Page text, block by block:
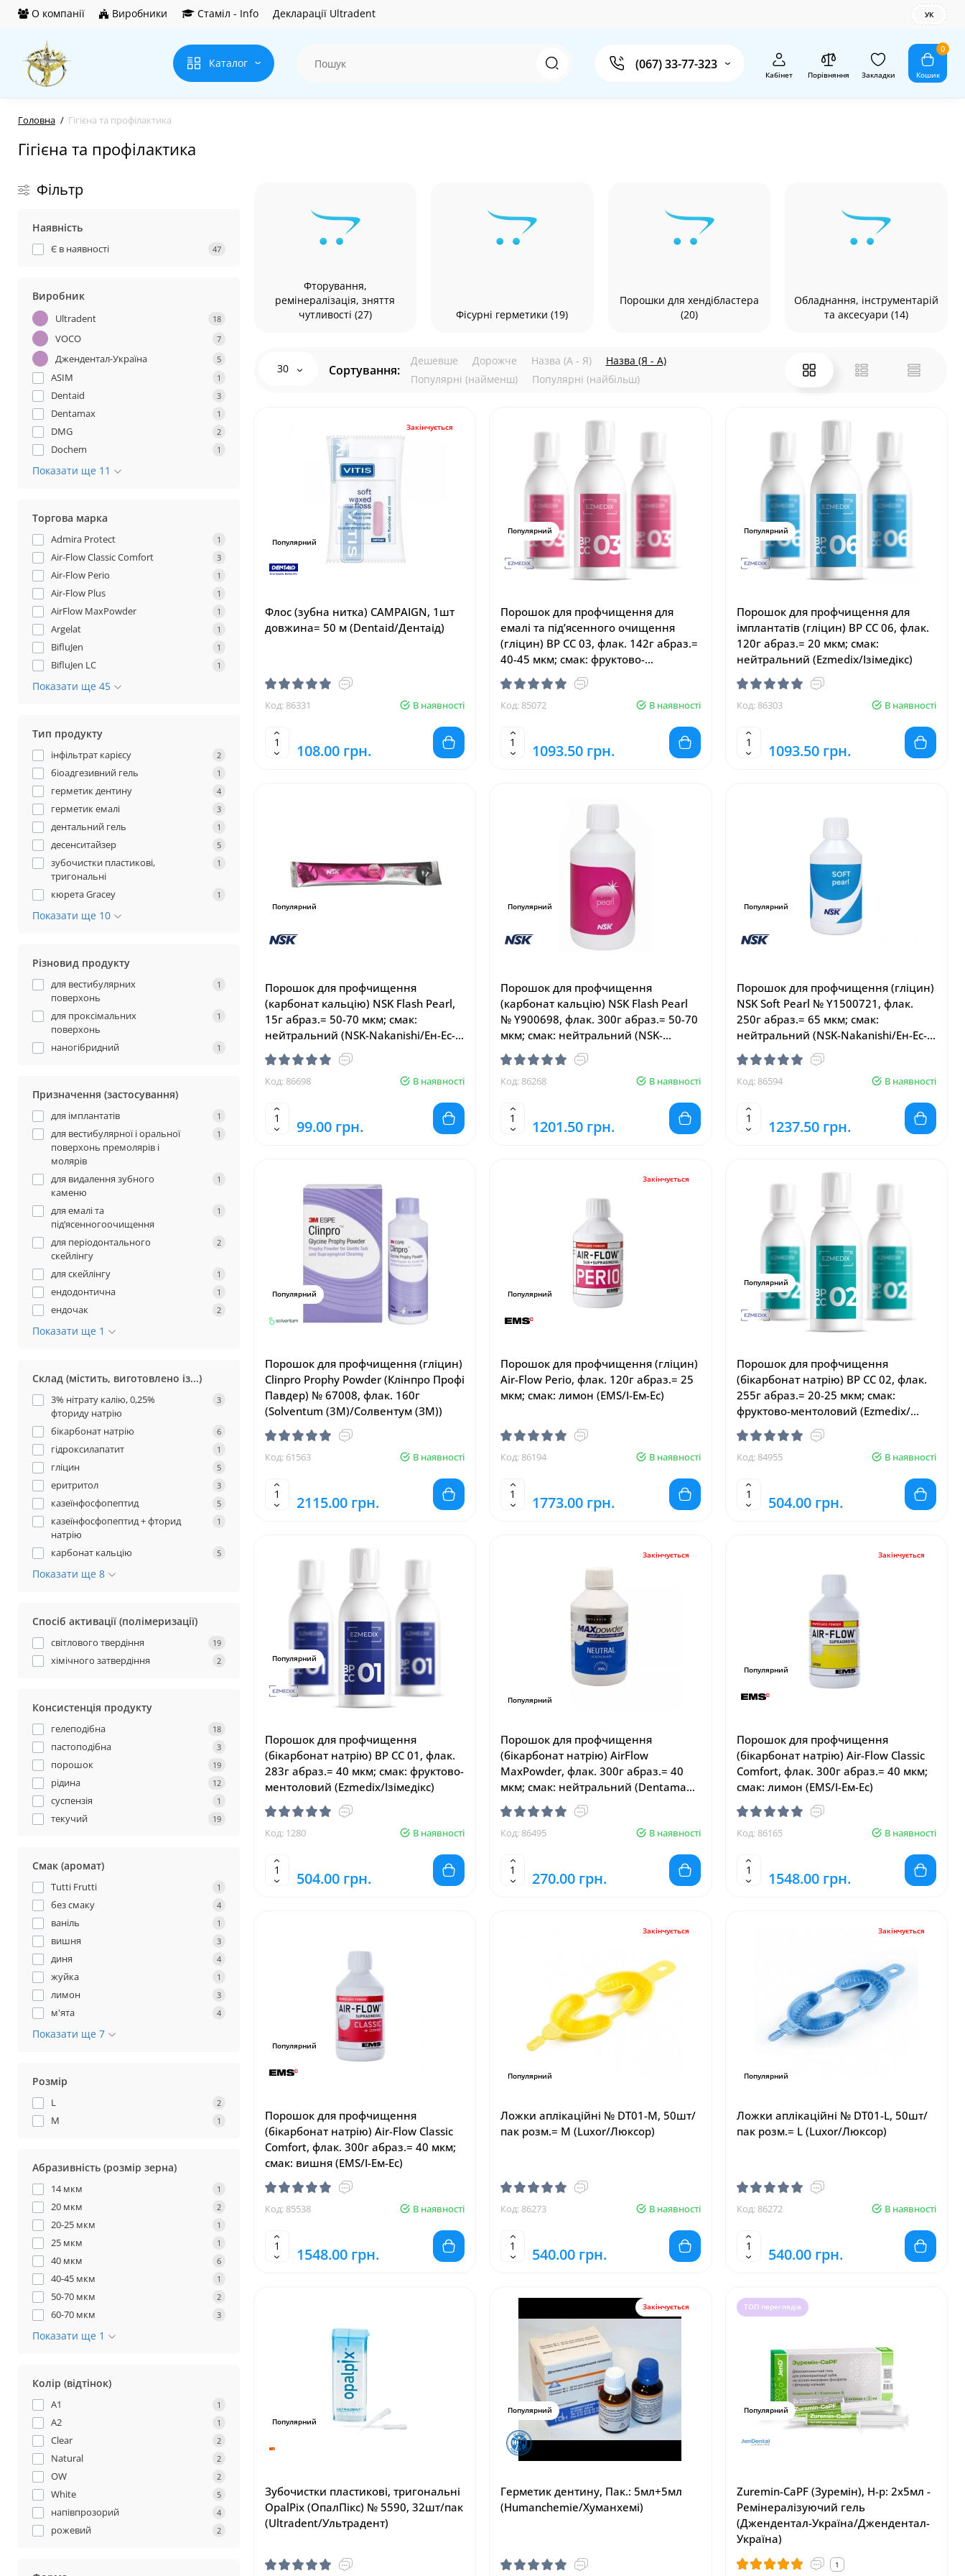
О компанії Виробники Стаміл - Info Декларації Ultradent УК
Каталог (067) 33-77-323
Кабінет Порівняння Закладки
0
Кошик
Головна Гігієна та профілактика
Гігієна та профілактика
Фільтр
Наявність
Є в наявності 47
Виробник
Ultradent 18
VOCO 7
Джендентал-Україна 5
ASIM 1
Dentaid 3
Dentamax 1
DMG 2
Dochem 1
Показати ще 11
Торгова марка
Admira Protect 1
Air-Flow Classic Comfort 3
Air-Flow Perio 1
Air-Flow Plus 1
AirFlow MaxPowder 1
Argelat 1
BifluJen 1
BifluJen LC 1
Показати ще 45
Тип продукту
інфільтрат карієсу 2
біоадгезивний гель 1
герметик дентину 4
герметик емалі 3
дентальний гель 1
десенситайзер 5
зубочистки пластикові,
тригональні
1
кюрета Gracey 1
Показати ще 10
Різновид продукту
для вестибулярних
поверхонь
1
для проксімальних
поверхонь
1
наногібридний 1
Призначення (застосування)
для імплантатів 1
для вестибулярної і оральної
поверхонь премолярів і
молярів
1
для видалення зубного
каменю
1
для емалі та
під’ясенногоочищення
1
для періодонтального
скейлінгу
2
для скейлінгу 1
ендодонтична 1
ендочак 2
Показати ще 1
Склад (містить, виготовлено із...)
3% нітрату калію, 0,25%
фториду натрію
3
бікарбонат натрію 6
гідроксилапатит 1
гліцин 5
еритритол 3
казеїнфосфопептид 5
казеїнфосфопептид + фторид
натрію
1
карбонат кальцію 5
Показати ще 8
Спосіб активації (полімеризації)
світлового твердіння 19
хімічного затвердіння 2
Консистенція продукту
гелеподібна 18
пастоподібна 3
порошок 19
рідина 12
суспензія 1
текучий 19
Смак (аромат)
Tutti Frutti 1
без смаку 4
ваніль 1
вишня 3
диня 4
жуйка 1
лимон 3
м'ята 4
Показати ще 7
Розмір
L 2
M 1
Абразивність (розмір зерна)
14 мкм 1
20 мкм 2
20-25 мкм 1
25 мкм 1
40 мкм 6
40-45 мкм 1
50-70 мкм 2
60-70 мкм 3
Показати ще 1
Колір (відтінок)
A1 1
A2 1
Clear 2
Natural 2
OW 2
White 5
напівпрозорий 4
рожевий 2
Фторування,
ремінералізація, зняття
чутливості (27)
Фісурні герметики (19)
Порошки для хендібластера
(20)
Обладнання, інструментарій
та аксесуари (14)
30 Сортування:
Дешевше Дорожче Назва (А - Я)
Назва (Я - А)
Популярні (найменш)
Популярні (найбільш)
Популярний
Закінчується
Флос (зубна нитка) CAMPAIGN, 1шт
довжина= 50 м (Dentaid/Дентаід)
Код: 86331 В наявності
108.00 грн.
Популярний
Порошок для профчищення для
емалі та під’ясенного очищення
(гліцин) BP CC 03, флак. 142г абраз.=
40-45 мкм; смак: фруктово-
ментоловий (Ezmedix/Ізімедікс)
Код: 85072 В наявності
1093.50 грн.
Популярний
Порошок для профчищення для
імплантатів (гліцин) BP CC 06, флак.
120г абраз.= 20 мкм; смак:
нейтральний (Ezmedix/Ізімедікс)
Код: 86303 В наявності
1093.50 грн.
Популярний
Порошок для профчищення
(карбонат кальцію) NSK Flash Pearl,
15г абраз.= 50-70 мкм; смак:
нейтральний (NSK-Nakanishi/Ен-Ес-
Ка-Наканіші)
Код: 86698 В наявності
99.00 грн.
Популярний
Порошок для профчищення
(карбонат кальцію) NSK Flash Pearl
№ Y900698, флак. 300г абраз.= 50-70
мкм; смак: нейтральний (NSK-
Nakanishi/Ен-Ес-Ка-Наканіші)
Код: 86268 В наявності
1201.50 грн.
Популярний
Порошок для профчищення (гліцин)
NSK Soft Pearl № Y1500721, флак.
250г абраз.= 65 мкм; смак:
нейтральний (NSK-Nakanishi/Ен-Ес-
Ка-Наканіші)
Код: 86594 В наявності
1237.50 грн.
Популярний
Порошок для профчищення (гліцин)
Clinpro Prophy Powder (Клінпро Профі
Павдер) № 67008, флак. 160г
(Solventum (3M)/Солвентум (ЗМ))
Код: 61563 В наявності
2115.00 грн.
Популярний
Закінчується
Порошок для профчищення (гліцин)
Air-Flow Perio, флак. 120г абраз.= 25
мкм; смак: лимон (EMS/І-Ем-Ес)
Код: 86194 В наявності
1773.00 грн.
Популярний
Порошок для профчищення
(бікарбонат натрію) BP CC 02, флак.
255г абраз.= 20-25 мкм; смак:
фруктово-ментоловий (Ezmedix/
Ізімедікс)
Код: 84955 В наявності
504.00 грн.
Популярний
Порошок для профчищення
(бікарбонат натрію) BP CC 01, флак.
283г абраз.= 40 мкм; смак: фруктово-
ментоловий (Ezmedix/Ізімедікс)
Код: 1280 В наявності
504.00 грн.
Популярний
Закінчується
Порошок для профчищення
(бікарбонат натрію) AirFlow
MaxPowder, флак. 300г абраз.= 40
мкм; смак: нейтральний (Dentamax/
Дентамакс)
Код: 86495 В наявності
270.00 грн.
Популярний
Закінчується
Порошок для профчищення
(бікарбонат натрію) Air-Flow Classic
Comfort, флак. 300г абраз.= 40 мкм;
смак: лимон (EMS/І-Ем-Ес)
Код: 86165 В наявності
1548.00 грн.
Популярний
Порошок для профчищення
(бікарбонат натрію) Air-Flow Classic
Comfort, флак. 300г абраз.= 40 мкм;
смак: вишня (EMS/І-Ем-Ес)
Код: 85538 В наявності
1548.00 грн.
Популярний
Закінчується
Ложки аплікаційні № DT01-M, 50шт/
пак розм.= M (Luxor/Люксор)
Код: 86273 В наявності
540.00 грн.
Популярний
Закінчується
Ложки аплікаційні № DT01-L, 50шт/
пак розм.= L (Luxor/Люксор)
Код: 86272 В наявності
540.00 грн.
Популярний
Зубочистки пластикові, тригональні
OpalPix (ОпалПікс) № 5590, 32шт/пак
(Ultradent/Ультрадент)
Популярний
Закінчується
Герметик дентину, Пак.: 5мл+5мл
(Humanchemie/Хуманхемі)
ТОП переглядів
Популярний
Zuremin-CaPF (Зуремін), Н-р: 2х5мл -
Ремінералізуючий гель
(Джендентал-Україна/Джендентал-
Україна)
1